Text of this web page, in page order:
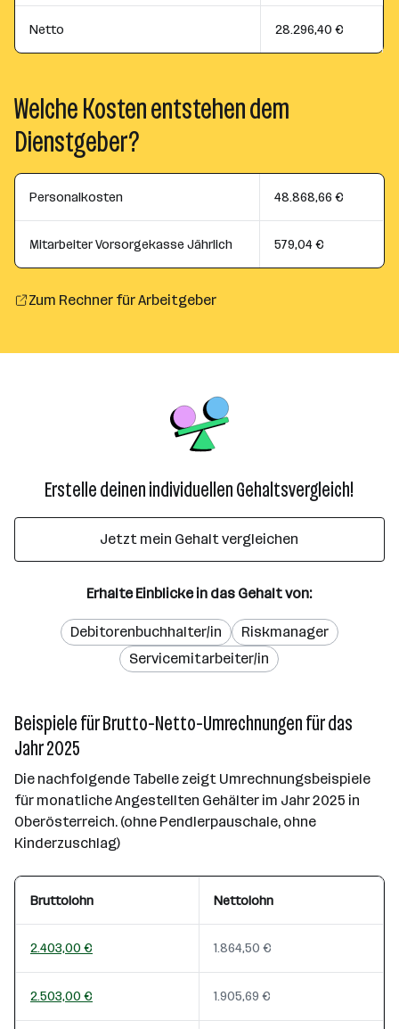
Netto 28.296,40 €
Welche Kosten entstehen dem
Dienstgeber?
Personalkosten 48.868,66 €
Mitarbeiter Vorsorgekasse Jährlich 579,04 €
Zum Rechner für Arbeitgeber
Erstelle deinen individuellen Gehaltsvergleich!
Jetzt mein Gehalt vergleichen
Erhalte Einblicke in das Gehalt von:
Debitorenbuchhalter/in
Riskmanager
Servicemitarbeiter/in
Beispiele für Brutto-Netto-Umrechnungen für das
Jahr 2025
Die nachfolgende Tabelle zeigt Umrechnungsbeispiele
für monatliche Angestellten Gehälter im Jahr 2025 in
Oberösterreich. (ohne Pendlerpauschale, ohne
Kinderzuschlag)
Bruttolohn Nettolohn
2.403,00 € 1.864,50 €
2.503,00 € 1.905,69 €